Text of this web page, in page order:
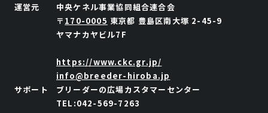
運営元
中央ケネル事業協同組合連合会
〒 170-0005 東京都 豊島区南大塚 2-45-9
ヤマナカヤビル7F
https://www.ckc.gr.jp/
info@breeder-hiroba.jp
サポート
ブリーダーの広場カスタマーセンター
TEL:042-569-7263